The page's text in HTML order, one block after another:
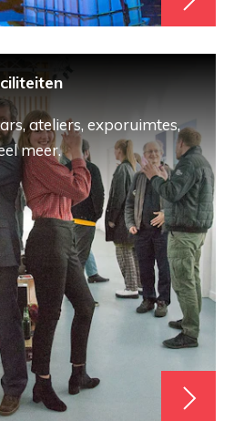
ateliers, exporuimtes,
meer.